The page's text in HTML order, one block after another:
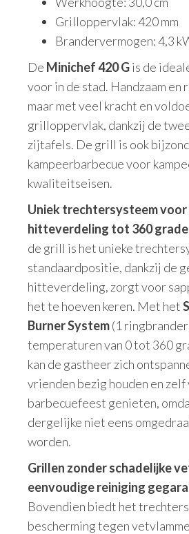
Grilloppervlak: 420 mm
Brandervermogen: 4,3
De Minichef 420 Gis de
voor in de stad. Handzaam en
maar met veel kracht en
grilloppervlak, dankzij de
zijtafels. De grill is ook
kampeerbarbecue voor
kwaliteitseisen.
Uniek trechtersysteem
hitteverdeling tot 360
de grill is het unieke
standaardpositie, dankzij de
hitteverdeling, zorgt voor
het te hoeven keren. Met het
Burner System(1
temperaturen van 0 tot 360
kan de gastheer zich
vrienden bezig houden en zelf
barbecuefeest genieten,
dergelijke niet eens
worden.
Grillen zonder schadelijke
eenvoudige reiniging
Bovendien biedt het
bescherming tegen